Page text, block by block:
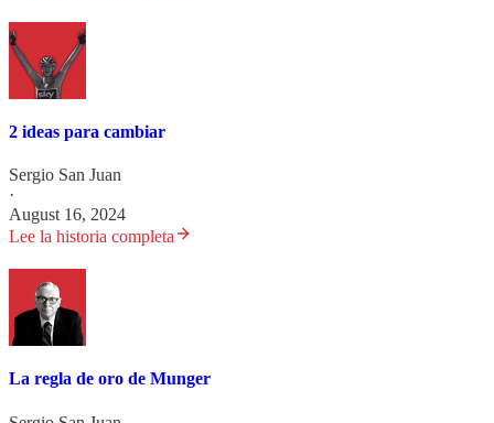
2 ideas para cambiar
Sergio San Juan
·
August 16, 2024
Lee la historia completa
La regla de oro de Munger